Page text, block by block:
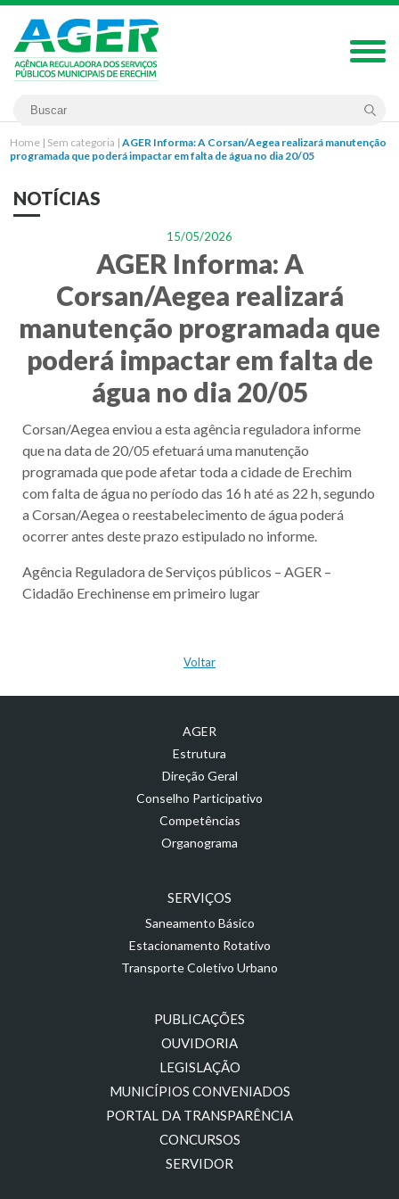
Home | Sem categoria |AGER Informa: A Corsan/Aegea realizará manutenção
programada que poderá impactar em falta de água no dia 20/05
NOTÍCIAS
15/05/2026
AGER Informa: A
Corsan/Aegea realizará
manutenção programada que
poderá impactar em falta de
água no dia 20/05
Corsan/Aegea enviou a esta agência reguladora informe
que na data de 20/05 efetuará uma manutenção
programada que pode afetar toda a cidade de Erechim
com falta de água no período das 16 h até as 22 h, segundo
a Corsan/Aegea o reestabelecimento de água poderá
ocorrer antes deste prazo estipulado no informe.
Agência Reguladora de Serviços públicos – AGER –
Cidadão Erechinense em primeiro lugar
Voltar
AGER
Estrutura
Direção Geral
Conselho Participativo
Competências
Organograma
SERVIÇOS
Saneamento Básico
Estacionamento Rotativo
Transporte Coletivo Urbano
PUBLICAÇÕES
OUVIDORIA
LEGISLAÇÃO
MUNICÍPIOS CONVENIADOS
PORTAL DA TRANSPARÊNCIA
CONCURSOS
SERVIDOR